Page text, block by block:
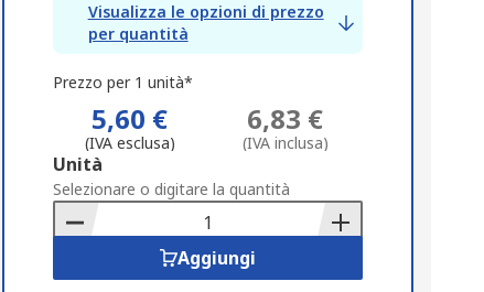
Visualizza le opzioni di prezzo
per quantità
Prezzo per 1 unità*
5,60 €
(IVA esclusa)
6,83 €
(IVA inclusa)
Add
to
Basket
Unità
Selezionare o digitare la quantità
Aggiungi